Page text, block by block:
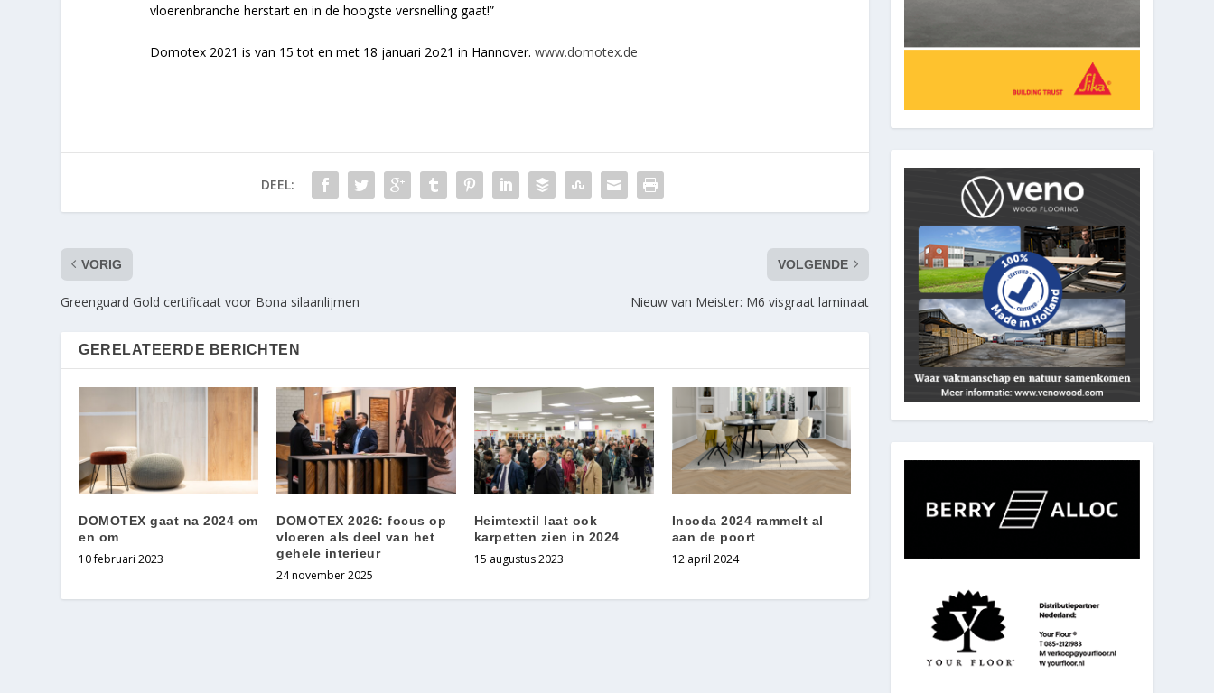
vloerenbranche herstart en in de hoogste versnelling gaat!”
Domotex 2021 is van 15 tot en met 18 januari 2o21 in Hannover. www.domotex.de
DEEL:
VORIG
Greenguard Gold certificaat voor Bona silaanlijmen
VOLGENDE
Nieuw van Meister: M6 visgraat laminaat
GERELATEERDE BERICHTEN
DOMOTEX gaat na 2024 om
en om
10 februari 2023
DOMOTEX 2026: focus op
vloeren als deel van het
gehele interieur
24 november 2025
Heimtextil laat ook
karpetten zien in 2024
15 augustus 2023
Incoda 2024 rammelt al
aan de poort
12 april 2024